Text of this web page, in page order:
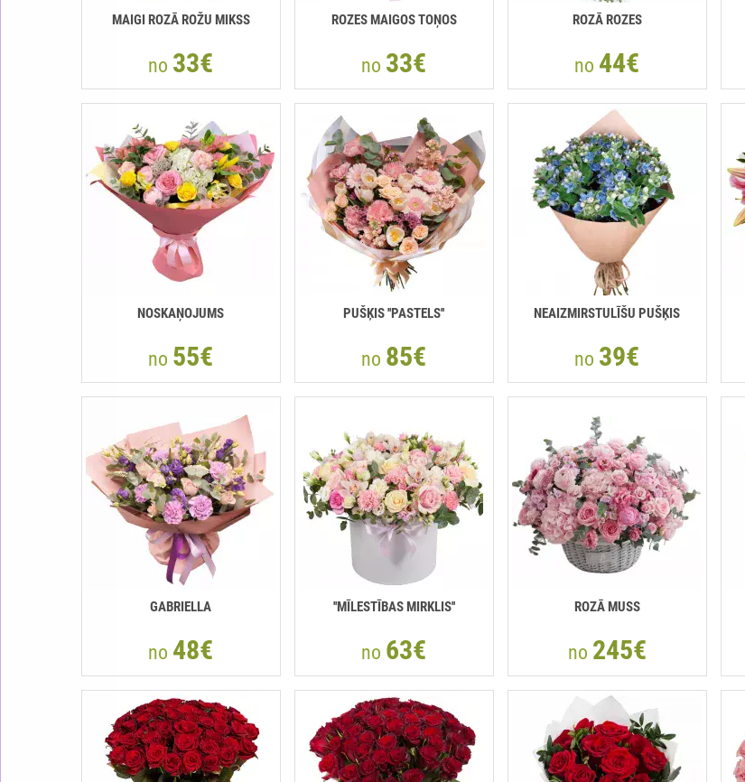
MAIGI ROZĀ ROŽU MIKSS
no 33€
ROZES MAIGOS TOŅOS
no 33€
ROZĀ ROZES
no 44€
NOSKAŅOJUMS
no 55€
PUŠĶIS ''PASTELS''
no 85€
NEAIZMIRSTULĪŠU PUŠĶIS
no 39€
GABRIELLA
no 48€
''MĪLESTĪBAS MIRKLIS''
no 63€
ROZĀ MUSS
no 245€